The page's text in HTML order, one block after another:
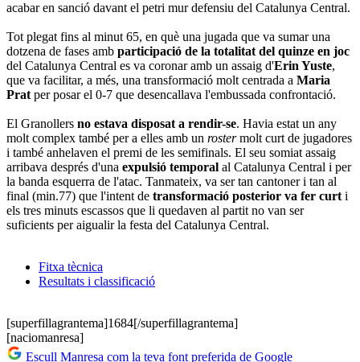
acabar en sanció davant el petri mur defensiu del Catalunya Central.
Tot plegat fins al minut 65, en què una jugada que va sumar una
dotzena de fases amb participació de la totalitat del quinze en joc
del Catalunya Central es va coronar amb un assaig d'Erin Yuste,
que va facilitar, a més, una transformació molt centrada a Maria
Prat per posar el 0-7 que desencallava l'embussada confrontació.
El Granollers no estava disposat a rendir-se. Havia estat un any
molt complex també per a elles amb un rostermolt curt de jugadores
i també anhelaven el premi de les semifinals. El seu somiat assaig
arribava després d'una expulsió temporal al Catalunya Central i per
la banda esquerra de l'atac. Tanmateix, va ser tan cantoner i tan al
final (min.77) que l'intent de transformació posterior va fer curt i
els tres minuts escassos que li quedaven al partit no van ser
suficients per aigualir la festa del Catalunya Central.
Fitxa tècnica
Resultats i classificació
[superfillagrantema]1684[/superfillagrantema]
[naciomanresa]
Escull Manresa com la teva font preferida de Google